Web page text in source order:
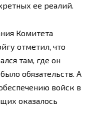
ее реалий.
Комитета
отметил, что
там, где он
обязательств. А
войск в
оказалось